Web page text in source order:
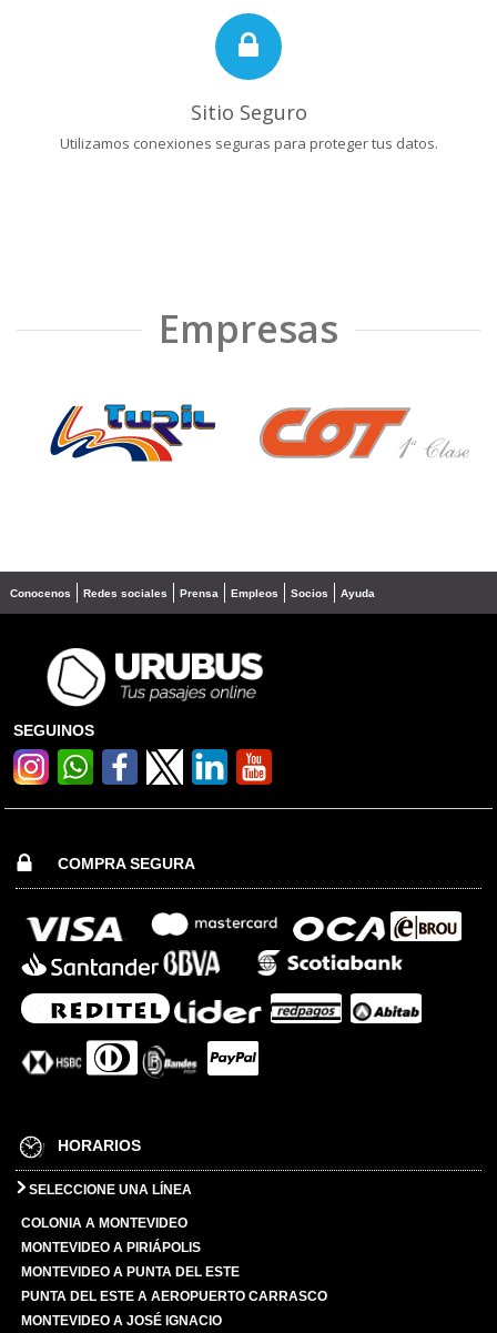
Sitio Seguro
Utilizamos conexiones seguras para proteger tus datos.
Empresas
❮ ❯
Conocenos Redes sociales Prensa Empleos Socios Ayuda
SEGUINOS
COMPRA SEGURA
HORARIOS
SELECCIONE UNA LÍNEA
COLONIA A MONTEVIDEO
MONTEVIDEO A PIRIÁPOLIS
MONTEVIDEO A PUNTA DEL ESTE
PUNTA DEL ESTE A AEROPUERTO CARRASCO
MONTEVIDEO A JOSÉ IGNACIO